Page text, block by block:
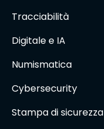
Tracciabilità
Digitale e IA
Numismatica
Cybersecurity
Stampa di sicurezza